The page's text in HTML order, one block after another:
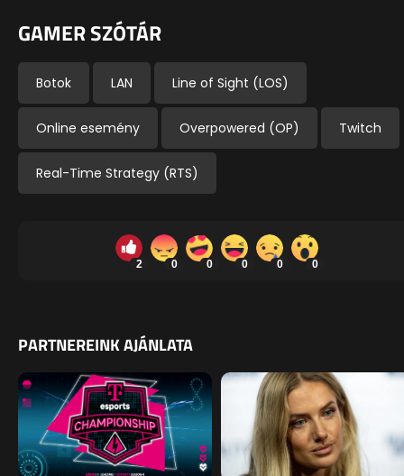
GAMER SZÓTÁR
Botok LAN Line of Sight (LOS)
Online esemény Overpowered (OP) Twitch
Real-Time Strategy (RTS)
2 0 0 0 0 0
PARTNEREINK AJÁNLATA